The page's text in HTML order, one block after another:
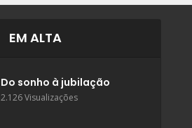
EM ALTA
Do sonho à jubilação
2.126 Visualizações